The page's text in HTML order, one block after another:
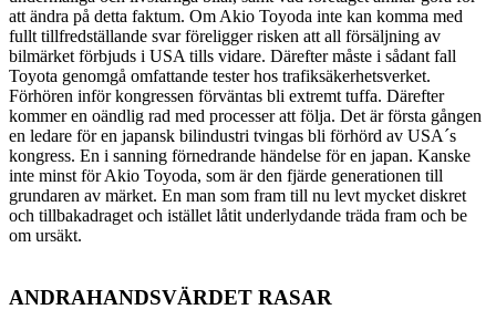
att ändra på detta faktum. Om Akio Toyoda inte kan komma med
fullt tillfredställande svar föreligger risken att all försäljning av
bilmärket förbjuds i USA tills vidare. Därefter måste i sådant fall
Toyota genomgå omfattande tester hos trafiksäkerhetsverket.
Förhören inför kongressen förväntas bli extremt tuffa. Därefter
kommer en oändlig rad med processer att följa. Det är första gången
en ledare för en japansk bilindustri tvingas bli förhörd av USA´s
kongress. En i sanning förnedrande händelse för en japan. Kanske
inte minst för Akio Toyoda, som är den fjärde generationen till
grundaren av märket. En man som fram till nu levt mycket diskret
och tillbakadraget och istället låtit underlydande träda fram och be
om ursäkt.
ANDRAHANDSVÄRDET RASAR